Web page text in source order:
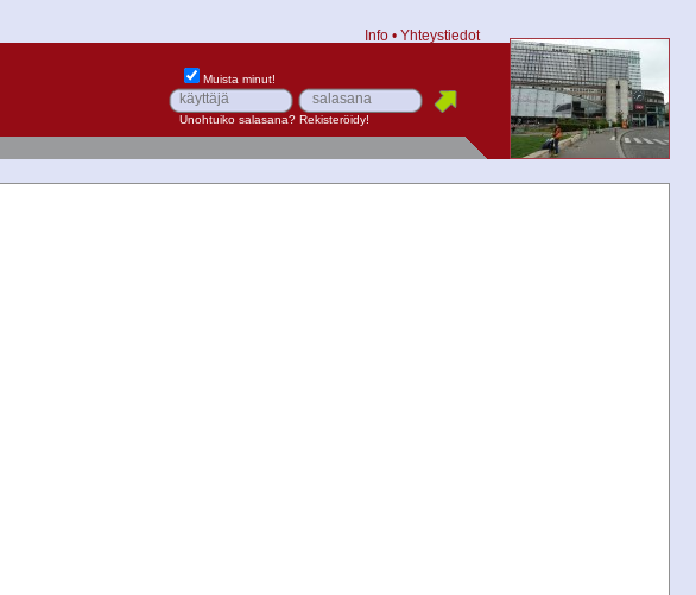
Info • Yhteystiedot
Muista minut!
Unohtuiko salasana? Rekisteröidy!